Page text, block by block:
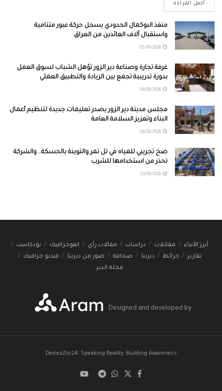
أكمل القراءة
منفذ البوكمال الحدودي يسجل حركة عبور متنامية
واستقبال آلاف العائدين من العراق
غرفة تجارة وصناعة دير الزور تؤهل الشباب لسوق العمل
بدورة تدريبية تجمع بين الريادة والتطبيق العملي
مجلس مدينة دير الزور يصدر تعليمات جديدة لتنظيم أعمال
البناء وتعزيز السلامة العامة
ضخ تجريبي للمياه في تل تمر والتوينة بالحسكة.. والشركة
تحذر من استخدامها للشرب
أبرز الأنباء مقابلات دراسات مقالات رأي انفوجرافيك
بودكاست
تقارير
خرائط ديرتنا صحافة صور من ديرتنا
فيديو جرافيك
مجلة الدير
Designed and developed by
DeirezZor24: Speaking Reality, Building Awareness